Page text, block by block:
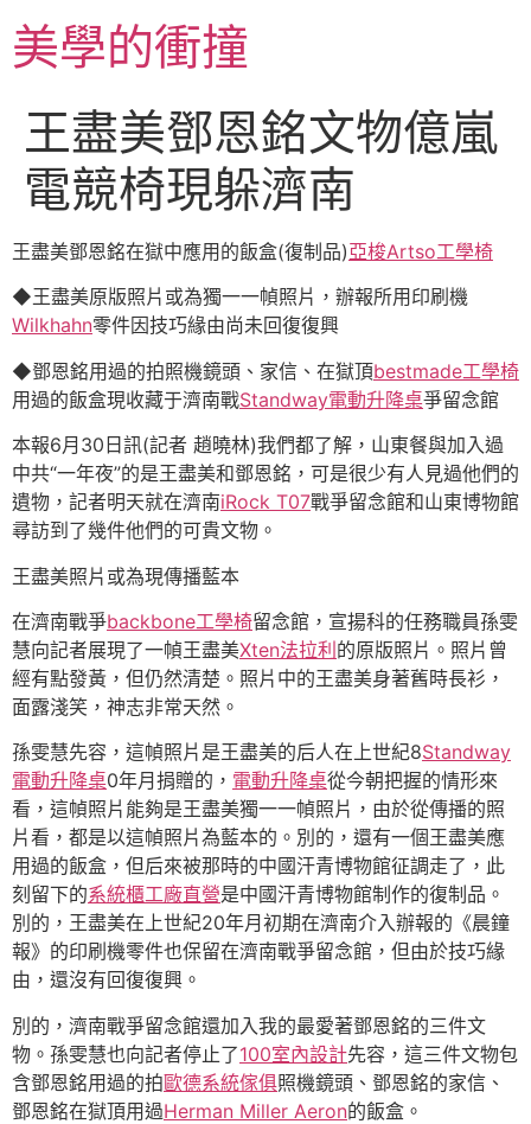
至
主美學的衝撞
王盡美鄧恩銘文物億嵐
電競椅現躲濟南
王盡美鄧恩銘在獄中應用的飯盒(復制品)亞梭Artso工學椅
◆王盡美原版照片或為獨一一幀照片，辦報所用印刷機
Wilkhahn零件因技巧緣由尚未回復復興
◆鄧恩銘用過的拍照機鏡頭、家信、在獄頂bestmade工學椅
用過的飯盒現收藏于濟南戰Standway電動升降桌爭留念館
本報6月30日訊(記者 趙曉林)我們都了解，山東餐與加入過
中共“一年夜”的是王盡美和鄧恩銘，可是很少有人見過他們的
遺物，記者明天就在濟南iRock T07戰爭留念館和山東博物館
尋訪到了幾件他們的可貴文物。
王盡美照片或為現傳播藍本
在濟南戰爭backbone工學椅留念館，宣揚科的任務職員孫雯
慧向記者展現了一幀王盡美Xten法拉利的原版照片。照片曾
經有點發黃，但仍然清楚。照片中的王盡美身著舊時長衫，
面露淺笑，神志非常天然。
孫雯慧先容，這幀照片是王盡美的后人在上世紀8Standway
電動升降桌0年月捐贈的， 電動升降桌從今朝把握的情形來
看，這幀照片能夠是王盡美獨一一幀照片，由於從傳播的照
片看，都是以這幀照片為藍本的。別的，還有一個王盡美應
用過的飯盒，但后來被那時的中國汗青博物館征調走了，此
刻留下的系統櫃工廠直營是中國汗青博物館制作的復制品。
別的，王盡美在上世紀20年月初期在濟南介入辦報的《晨鐘
報》的印刷機零件也保留在濟南戰爭留念館，但由於技巧緣
由，還沒有回復復興。
別的，濟南戰爭留念館還加入我的最愛著鄧恩銘的三件文
物。孫雯慧也向記者停止了100室內設計先容，這三件文物包
含鄧恩銘用過的拍歐德系統傢俱照機鏡頭、鄧恩銘的家信、
鄧恩銘在獄頂用過Herman Miller Aeron的飯盒。